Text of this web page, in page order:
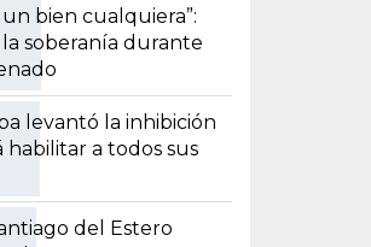
un bien cualquiera”:
soberanía durante
levantó la inhibición
habilitar a todos sus
del Estero